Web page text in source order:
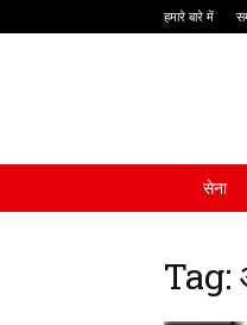
हमारे बारे में
सेना
Tag: